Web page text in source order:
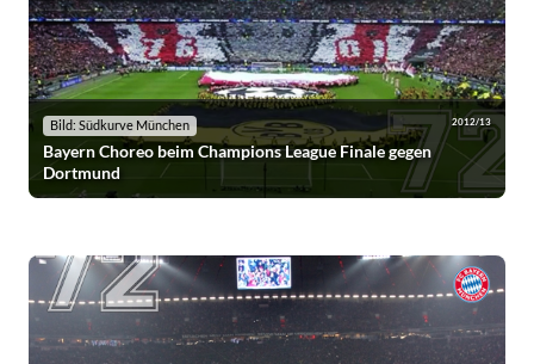
Bild: Südkurve München 2012/13
Bayern Choreo beim Champions League Finale gegen
Dortmund